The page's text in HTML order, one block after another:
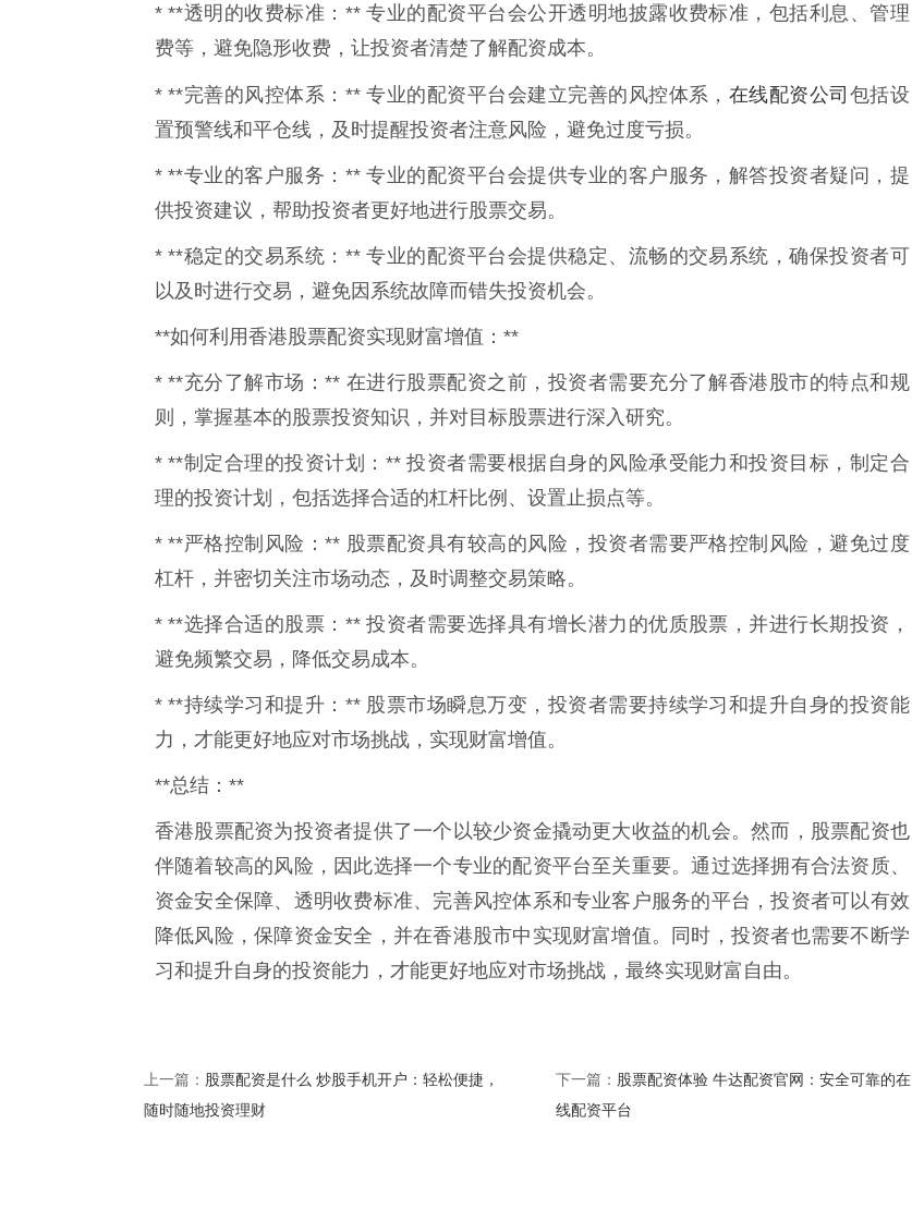
* **透明的收费标准：** 专业的配资平台会公开透明地披露收费标准，包括利息、管理
费等，避免隐形收费，让投资者清楚了解配资成本。
* **完善的风控体系：** 专业的配资平台会建立完善的风控体系， 在线配资公司 包括设
置预警线和平仓线，及时提醒投资者注意风险，避免过度亏损。
* **专业的客户服务：** 专业的配资平台会提供专业的客户服务，解答投资者疑问，提
供投资建议，帮助投资者更好地进行股票交易。
* **稳定的交易系统：** 专业的配资平台会提供稳定、流畅的交易系统，确保投资者可
以及时进行交易，避免因系统故障而错失投资机会。
**如何利用香港股票配资实现财富增值：**
* **充分了解市场：** 在进行股票配资之前，投资者需要充分了解香港股市的特点和规
则，掌握基本的股票投资知识，并对目标股票进行深入研究。
* **制定合理的投资计划：** 投资者需要根据自身的风险承受能力和投资目标，制定合
理的投资计划，包括选择合适的杠杆比例、设置止损点等。
* **严格控制风险：** 股票配资具有较高的风险，投资者需要严格控制风险，避免过度
杠杆，并密切关注市场动态，及时调整交易策略。
* **选择合适的股票：** 投资者需要选择具有增长潜力的优质股票，并进行长期投资，
避免频繁交易，降低交易成本。
* **持续学习和提升：** 股票市场瞬息万变，投资者需要持续学习和提升自身的投资能
力，才能更好地应对市场挑战，实现财富增值。
**总结：**
香港股票配资为投资者提供了一个以较少资金撬动更大收益的机会。然而，股票配资也
伴随着较高的风险，因此选择一个专业的配资平台至关重要。通过选择拥有合法资质、
资金安全保障、透明收费标准、完善风控体系和专业客户服务的平台，投资者可以有效
降低风险，保障资金安全，并在香港股市中实现财富增值。同时，投资者也需要不断学
习和提升自身的投资能力，才能更好地应对市场挑战，最终实现财富自由。
上一篇： 股票配资是什么 炒股手机开户：轻松便捷，
随时随地投资理财
下一篇： 股票配资体验 牛达配资官网：安全可靠的在
线配资平台